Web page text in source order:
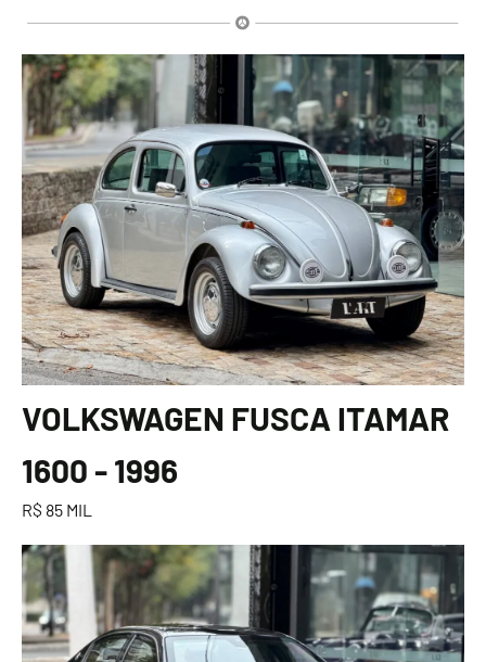
VOLKSWAGEN FUSCA ITAMAR
1600 - 1996
R$ 85 MIL